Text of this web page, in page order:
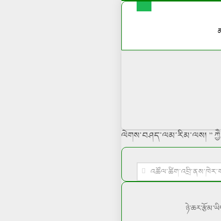
ལེགས་བཤད་ལམ་རིམ་ལས། ”